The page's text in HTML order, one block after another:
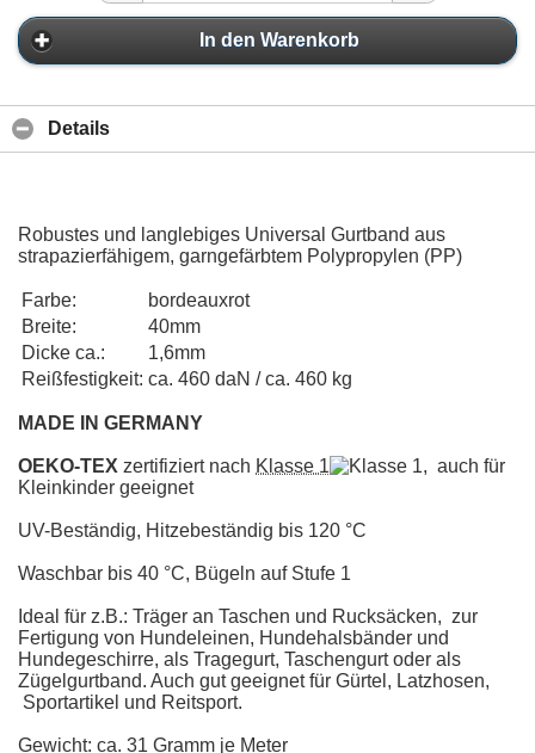
In den Warenkorb
Details
Robustes und langlebiges Universal Gurtband aus
strapazierfähigem, garngefärbtem Polypropylen (PP)
Farbe:
bordeauxrot
Breite:
40mm
Dicke ca.:
1,6mm
Reißfestigkeit: ca. 460 daN / ca. 460 kg
MADE IN GERMANY
OEKO-TEX zertifiziert nach Klasse 1
, auch für
Kleinkinder geeignet
UV-Beständig, Hitzebeständig bis 120 °C
Waschbar bis 40 °C, Bügeln auf Stufe 1
Ideal für z.B.: Träger an Taschen und Rucksäcken, zur
Fertigung von Hundeleinen, Hundehalsbänder und
Hundegeschirre, als Tragegurt, Taschengurt oder als
Zügelgurtband. Auch gut geeignet für Gürtel, Latzhosen,
Sportartikel und Reitsport.
Gewicht: ca. 31 Gramm je Meter